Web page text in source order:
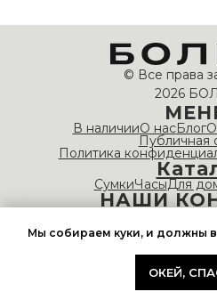
© Все права
2026
В наличииО насБлог
Публичная
Политика
СумкиЧасыДля
НАШИ
Время работы:
Мы собираем куки, и должны
ОКЕЙ,